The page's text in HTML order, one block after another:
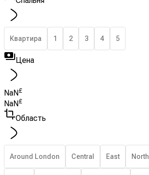
Квартира 1 2 3 4 5
Цена
NaN£
NaN £
Область
Around London Central East North